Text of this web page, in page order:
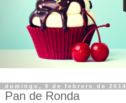
domingo, 9 de febrero de 2014
Pan de Ronda